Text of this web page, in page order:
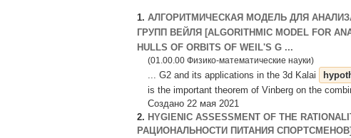
1. АЛГОРИТМИЧЕСКАЯ МОДЕЛЬ ДЛЯ
ГРУПП ВЕЙЛЯ [ALGORITHMIC MODEL FOR
HULLS OF ORBITS OF WEIL'S G ...
(01.00.00 Физико-математические науки)
... G2 and its applications in the 3d Kalai
is the important theorem of Vinberg on the
Создано 22 мая 2021
2. HYGIENIC ASSESSMENT OF THE
РАЦИОНАЛЬНОСТИ ПИТАНИЯ СПОРТСМЕНОВ]